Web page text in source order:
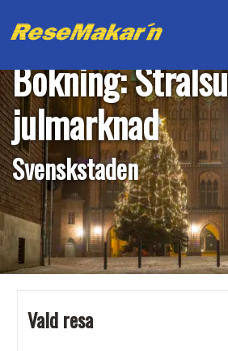
Bokning:
julmarknad
Svenskstaden
Vald resa